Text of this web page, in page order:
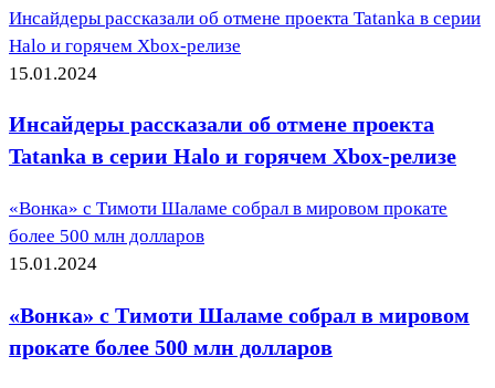
Инсайдеры рассказали об отмене проекта Tatanka в серии
Halo и горячем Xbox-релизе
15.01.2024
Инсайдеры рассказали об отмене проекта
Tatanka в серии Halo и горячем Xbox-релизе
«Вонка» с Тимоти Шаламе собрал в мировом прокате
более 500 млн долларов
15.01.2024
«Вонка» с Тимоти Шаламе собрал в мировом
прокате более 500 млн долларов